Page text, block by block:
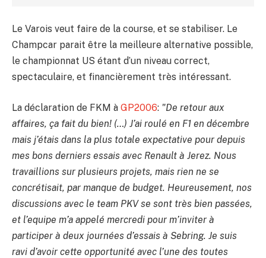
Le Varois veut faire de la course, et se stabiliser. Le
Champcar parait être la meilleure alternative possible,
le championnat US étant d’un niveau correct,
spectaculaire, et financièrement très intéressant.
La déclaration de FKM à GP2006: "De retour aux
affaires, ça fait du bien! (…) J’ai roulé en F1 en décembre
mais j’étais dans la plus totale expectative pour depuis
mes bons derniers essais avec Renault à Jerez. Nous
travaillions sur plusieurs projets, mais rien ne se
concrétisait, par manque de budget. Heureusement, nos
discussions avec le team PKV se sont très bien passées,
et l’equipe m’a appelé mercredi pour m’inviter à
participer à deux journées d’essais à Sebring. Je suis
ravi d’avoir cette opportunité avec l’une des toutes